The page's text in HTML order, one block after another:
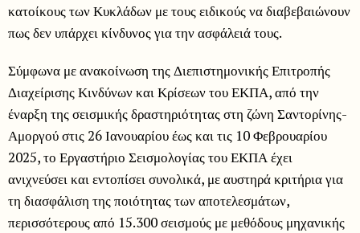
κατοίκους των Κυκλάδων με τους ειδικούς να διαβεβαιώνουν
πως δεν υπάρχει κίνδυνος για την ασφάλειά τους.
Σύμφωνα με ανακοίνωση της Διεπιστημονικής Επιτροπής
Διαχείρισης Κινδύνων και Κρίσεων του ΕΚΠΑ, από την
έναρξη της σεισμικής δραστηριότητας στη ζώνη Σαντορίνης-
Αμοργού στις 26 Ιανουαρίου έως και τις 10 Φεβρουαρίου
2025, το Εργαστήριο Σεισμολογίας του ΕΚΠΑ έχει
ανιχνεύσει και εντοπίσει συνολικά, με αυστηρά κριτήρια για
τη διασφάλιση της ποιότητας των αποτελεσμάτων,
περισσότερους από 15.300 σεισμούς με μεθόδους μηχανικής